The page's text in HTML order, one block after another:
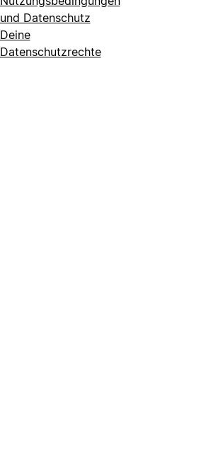
und Datenschutz
Deine
Datenschutzrechte